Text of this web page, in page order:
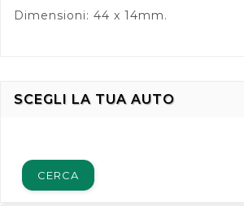
Dimensioni: 44 x 14mm.
SCEGLI LA TUA AUTO